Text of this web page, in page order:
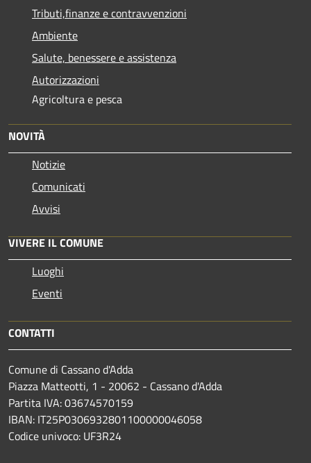
Tributi,finanze e contravvenzioni
Ambiente
Salute, benessere e assistenza
Autorizzazioni
Agricoltura e pesca
NOVITÀ
Notizie
Comunicati
Avvisi
VIVERE IL COMUNE
Luoghi
Eventi
CONTATTI
Comune di Cassano d'Adda
Piazza Matteotti, 1 - 20062 - Cassano d'Adda
Partita IVA: 03674570159
IBAN: IT25P0306932801100000046058
Codice univoco: UF3R24